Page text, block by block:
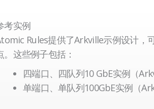
考实例
Rules提供了Arkville示例设计，
。这些例子包括：
四端口、四队列10 GbE实例（
单端口、单队列100GbE实例（